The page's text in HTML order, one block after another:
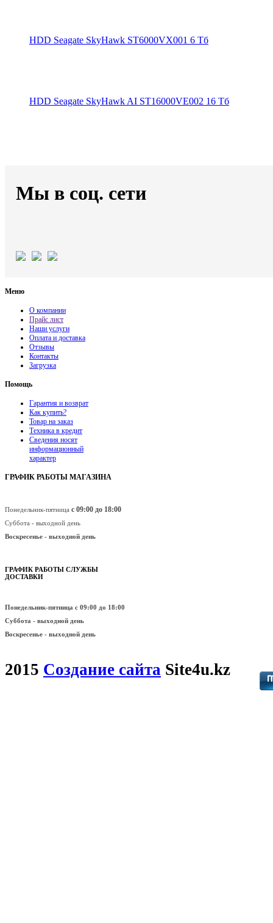
HDD Seagate SkyHawk ST6000VX001 6 Тб
HDD Seagate SkyHawk AI ST16000VE002 16 Тб
Мы в соц. сети
Меню
О компании
Прайс лист
Наши услуги
Оплата и доставка
Отзывы
Контакты
Загрузка
Помощь
Гарантия и возврат
Как купить?
Товар на заказ
Техника в кредит
Сведения носят
информационный
характер
ГРАФИК РАБОТЫ МАГАЗИНА
Понедельник-пятница с 09:00 до 18:00
Суббота - выходной день
Воскресенье - выходной день
ГРАФИК РАБОТЫ СЛУЖБЫ
ДОСТАВКИ
Понедельник-пятница с 09:00 до 18:00
Суббота - выходной день
Воскресенье - выходной день
2015 Создание сайта Site4u.kz